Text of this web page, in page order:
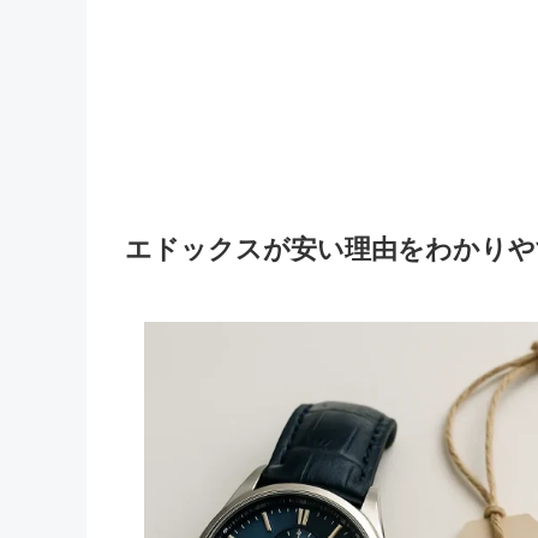
エドックスが安い理由をわかり